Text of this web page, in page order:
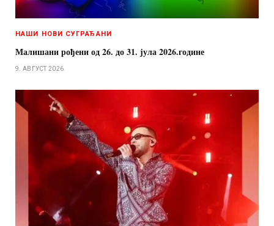
НАШИ НОВИ СУГРАЂАНИ
Малишани рођени од 26. до 31. јула 2026.године
9. АВГУСТ 2026.